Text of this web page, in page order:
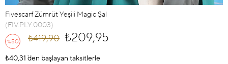
Fivescarf Zümrüt Yeşili Magic Şal
(FIV.PLY.0003)
%50
İndirim
₺419,90 ₺209,95
₺40,31 `den başlayan taksitlerle